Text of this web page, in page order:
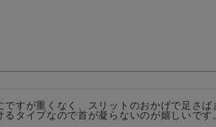
ですが重くなく、スリットのおかげで足さば
るタイプなので首が凝らないのが嬉しいです